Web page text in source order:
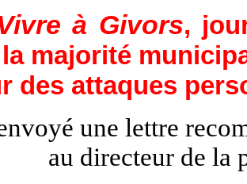
à Givors,
majorité
des attaques
une lettre
au directeur de la